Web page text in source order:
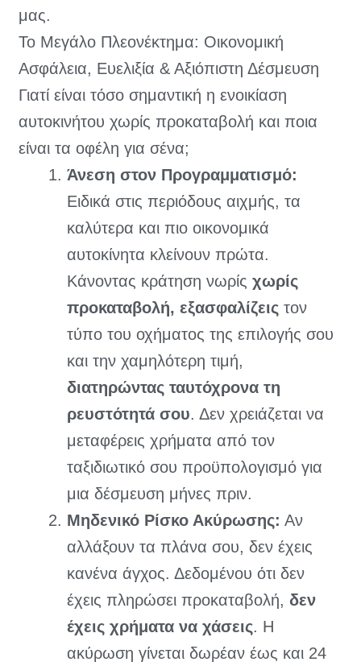
μας.
Το Μεγάλο Πλεονέκτημα: Οικονομική
Ασφάλεια, Ευελιξία & Αξιόπιστη Δέσμευση
Γιατί είναι τόσο σημαντική η ενοικίαση
αυτοκινήτου χωρίς προκαταβολή και ποια
είναι τα οφέλη για σένα;
Άνεση στον Προγραμματισμό:
Ειδικά στις περιόδους αιχμής, τα
καλύτερα και πιο οικονομικά
αυτοκίνητα κλείνουν πρώτα.
Κάνοντας κράτηση νωρίςχωρίς
προκαταβολή, εξασφαλίζεις τον
τύπο του οχήματος της επιλογής σου
και την χαμηλότερη τιμή,
διατηρώντας ταυτόχρονα τη
ρευστότητά σου. Δεν χρειάζεται να
μεταφέρεις χρήματα από τον
ταξιδιωτικό σου προϋπολογισμό για
μια δέσμευση μήνες πριν.
Μηδενικό Ρίσκο Ακύρωσης: Αν
αλλάξουν τα πλάνα σου, δεν έχεις
κανένα άγχος. Δεδομένου ότι δεν
έχεις πληρώσει προκαταβολή, δεν
έχεις χρήματα να χάσεις. Η
ακύρωση γίνεται δωρέαν έως και 24